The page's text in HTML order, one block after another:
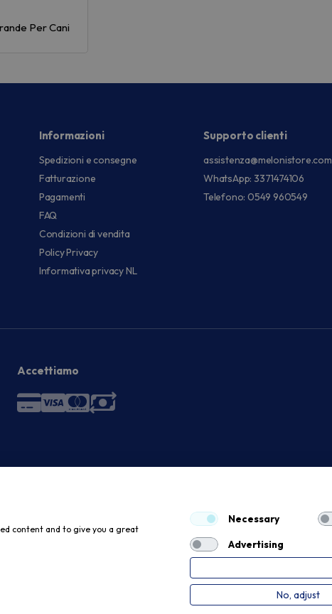
Per Cani
Informazioni
Spedizioni e consegne
Fatturazione
Pagamenti
FAQ
Condizioni di vendita
Policy Privacy
Informativa privacy NL
Supporto clienti
assistenza@melonistore.com
WhatsApp: 3371474106
Telefono: 0549 960549
Accettiamo
content and to give you a great
Necessary
Advertising
No, adjust